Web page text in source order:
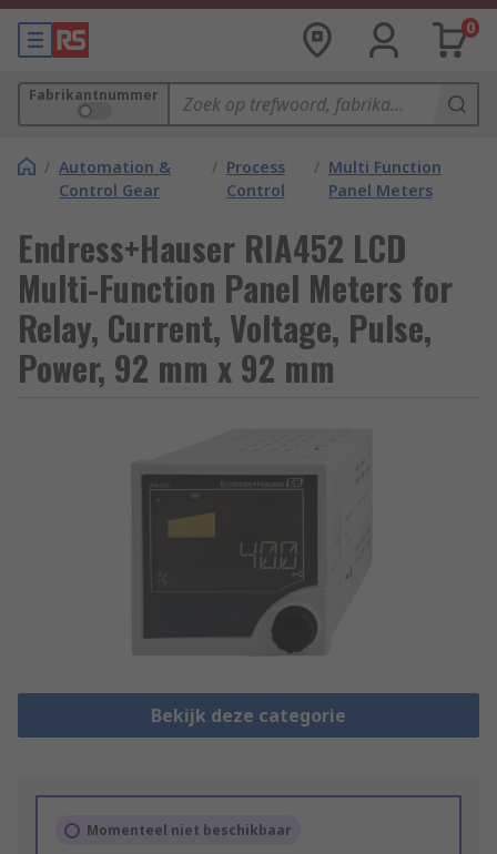
0
Fabrikantnummer
/ Automation &
Control Gear
/ Process
Control
/ Multi Function
Panel Meters
Endress+Hauser RIA452 LCD
Multi-Function Panel Meters for
Relay, Current, Voltage, Pulse,
Power, 92 mm x 92 mm
Bekijk deze categorie
Momenteel niet beschikbaar